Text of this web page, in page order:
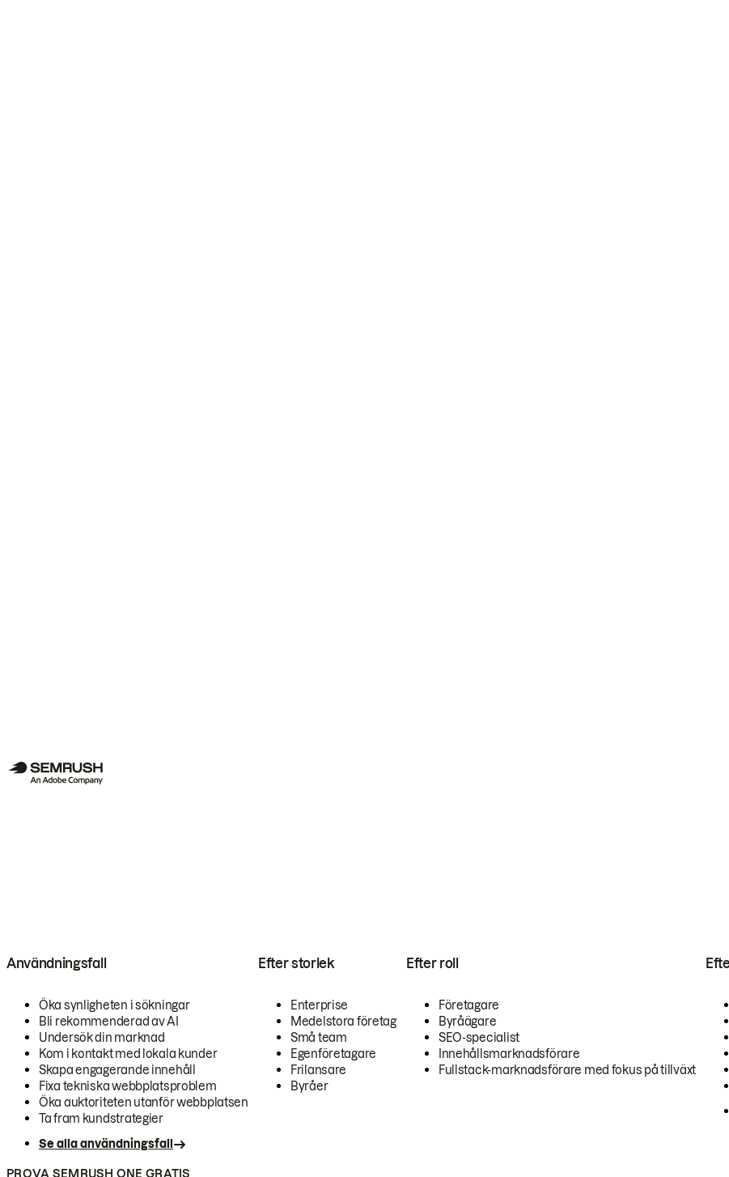
Användningsfall
Öka synligheten i sökningar
Bli rekommenderad av AI
Undersök din marknad
Kom i kontakt med lokala kunder
Skapa engagerande innehåll
Fixa tekniska webbplatsproblem
Öka auktoriteten utanför webbplatsen
Ta fram kundstrategier
Se alla användningsfall
Efter storlek
Enterprise
Medelstora företag
Små team
Egenföretagare
Frilansare
Byråer
Efter roll
Företagare
Byråägare
SEO-specialist
Innehållsmarknadsförare
Fullstack-marknadsförare med fokus på tillväxt
PROVA SEMRUSH ONE GRATIS